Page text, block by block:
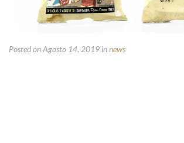
Posted on Agosto 14, 2019 innews